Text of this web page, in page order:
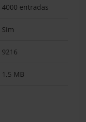
4000 entradas
Sim
9216
1,5 MB